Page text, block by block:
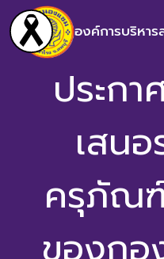
องค์การบริหา
ประกา
เสน
ครุภัณ